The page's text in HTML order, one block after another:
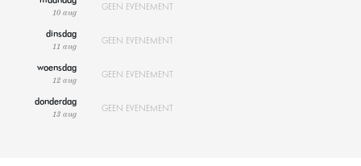
10 aug
GEEN EVENEMENT
dinsdag
11 aug
GEEN EVENEMENT
woensdag
12 aug
GEEN EVENEMENT
donderdag
13 aug
GEEN EVENEMENT